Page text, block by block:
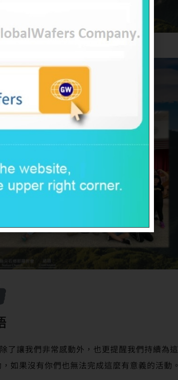
讓我們非常感動外，也更提醒我們持續為這
如果沒有你們也無法完成這麼有意義的活動。